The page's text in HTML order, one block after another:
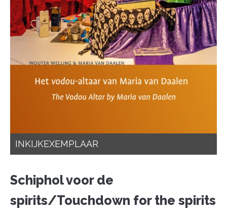
INKIJKEXEMPLAAR
Schiphol voor de
spirits/Touchdown for the spirits